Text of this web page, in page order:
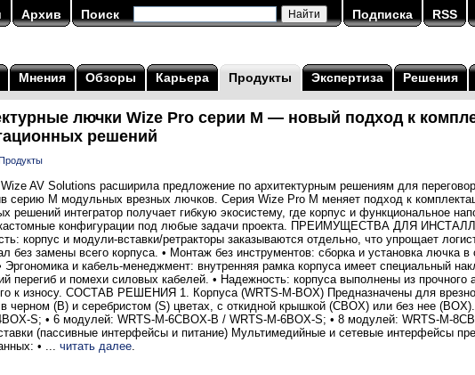
Архив Поиск Подписка RSS
Мнения Обзоры Карьера Продукты Экспертиза Решения
лючки Wize Pro серии M ― новый подход к
решений
AV Solutions расширила предложение по архитектурным решениям для
серию M модульных врезных лючков. Серия Wize Pro M меняет подход к
решений интегратор получает гибкую экосистему, где корпус и функциональное
кастомные конфигурации под любые задачи проекта. ПРЕИМУЩЕСТВА ДЛЯ
корпус и модули-вставки/ретракторы заказываются отдельно, что упрощает
без замены всего корпуса. • Монтаж без инструментов: сборка и установка лючка
Эргономика и кабель-менеджмент: внутренняя рамка корпуса имеет специальный
перегиб и помехи силовых кабелей. • Надежность: корпуса выполнены из прочного
к износу. СОСТАВ РЕШЕНИЯ 1. Корпуса (WRTS-M-BOX) Предназначены для
черном (B) и серебристом (S) цветах, с откидной крышкой (CBOX) или без нее
S; • 6 модулей: WRTS-M-6CBOX-B / WRTS-M-6BOX-S; • 8 модулей: WRTS-M-
(пассивные интерфейсы и питание) Мультимедийные и сетевые интерфейсы
• ... читать далее.